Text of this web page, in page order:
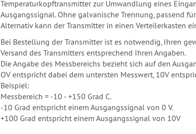
Temperaturkopftransmitter zur Umwandlung eines
Ausgangssignal. Ohne galvanische Trennung, passend
Alternativ kann der Transmitter in einen Verteilerkasten
Bei Bestellung der Transmitter ist es notwendig, Ihren
Versand des Transmitters entsprechend Ihren Angaben.
Die Angabe des Messbereichs bezieht sich auf den
OV entspricht dabei dem untersten Messwert, 10V
Beispiel:
Messbereich = -10 - +150 Grad C.
-10 Grad entspricht einem Ausgangssignal von 0 V.
+100 Grad entspricht einem Ausgangssignal von 10V